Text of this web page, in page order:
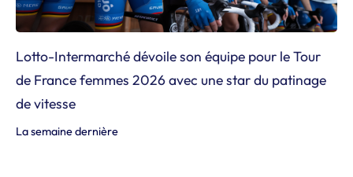
Lotto-Intermarché dévoile son équipe pour le Tour
de France femmes 2026 avec une star du patinage
de vitesse
La semaine dernière